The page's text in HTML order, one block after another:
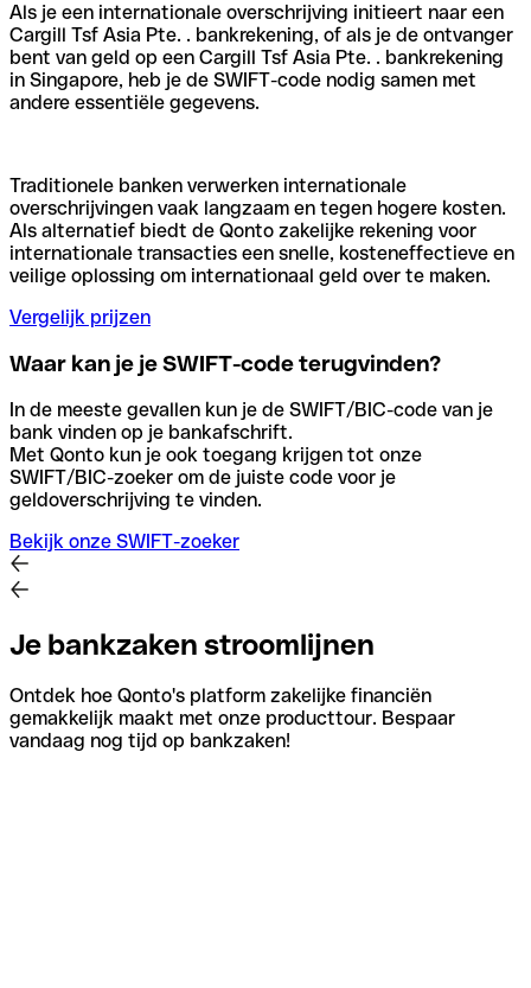
Als je een internationale overschrijving initieert naar een
Cargill Tsf Asia Pte. . bankrekening, of als je de ontvanger
bent van geld op een Cargill Tsf Asia Pte. . bankrekening
in Singapore, heb je de SWIFT-code nodig samen met
andere essentiële gegevens.
Traditionele banken verwerken internationale
overschrijvingen vaak langzaam en tegen hogere kosten.
Als alternatief biedt de Qonto zakelijke rekening voor
internationale transacties een snelle, kosteneffectieve en
veilige oplossing om internationaal geld over te maken.
Vergelijk prijzen
Waar kan je je SWIFT-code terugvinden?
In de meeste gevallen kun je de SWIFT/BIC-code van je
bank vinden op je bankafschrift.
Met Qonto kun je ook toegang krijgen tot onze
SWIFT/BIC-zoeker om de juiste code voor je
geldoverschrijving te vinden.
Bekijk onze SWIFT-zoeker
Je bankzaken stroomlijnen
Ontdek hoe Qonto's platform zakelijke financiën
gemakkelijk maakt met onze producttour. Bespaar
vandaag nog tijd op bankzaken!